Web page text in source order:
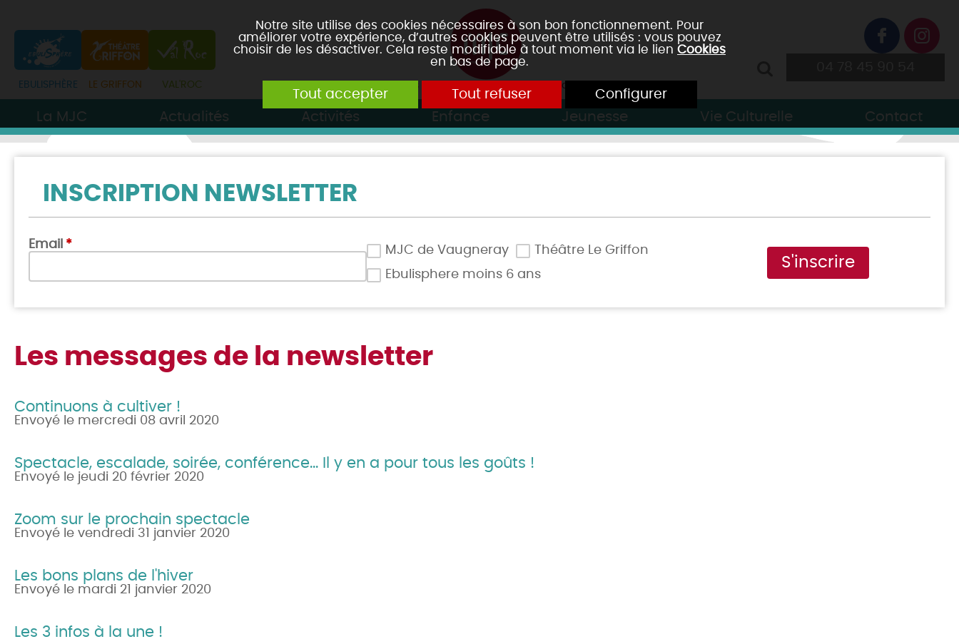
Notre site utilise des cookies nécessaires à son bon fonctionnement. Pour
améliorer votre expérience, d’autres cookies peuvent être utilisés : vous pouvez
choisir de les désactiver. Cela reste modifiable à tout moment via le lien Cookies
en bas de page.
Tout accepter Tout refuser Configurer
La MJC Actualités Activités Enfance Jeunesse Vie Culturelle Contact
INSCRIPTION NEWSLETTER
Email * MJC de Vaugneray
Théâtre Le Griffon
Ebulisphere moins 6 ans
Les messages de la newsletter
Continuons à cultiver !
Envoyé le mercredi 08 avril 2020
Spectacle, escalade, soirée, conférence... Il y en a pour tous les goûts !
Envoyé le jeudi 20 février 2020
Zoom sur le prochain spectacle
Envoyé le vendredi 31 janvier 2020
Les bons plans de l'hiver
Envoyé le mardi 21 janvier 2020
Les 3 infos à la une !